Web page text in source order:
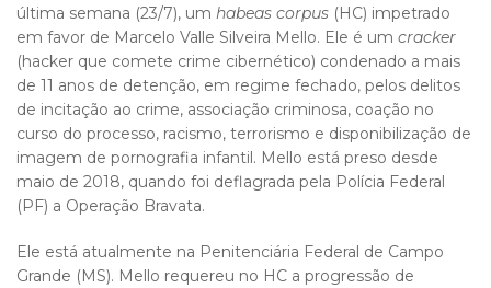
última semana (23/7), um habeas corpus (HC) impetrado
em favor de Marcelo Valle Silveira Mello. Ele é um cracker
(hacker que comete crime cibernético) condenado a mais
de 11 anos de detenção, em regime fechado, pelos delitos
de incitação ao crime, associação criminosa, coação no
curso do processo, racismo, terrorismo e disponibilização de
imagem de pornografia infantil. Mello está preso desde
maio de 2018, quando foi deflagrada pela Polícia Federal
(PF) a Operação Bravata.
Ele está atualmente na Penitenciária Federal de Campo
Grande (MS). Mello requereu no HC a progressão de